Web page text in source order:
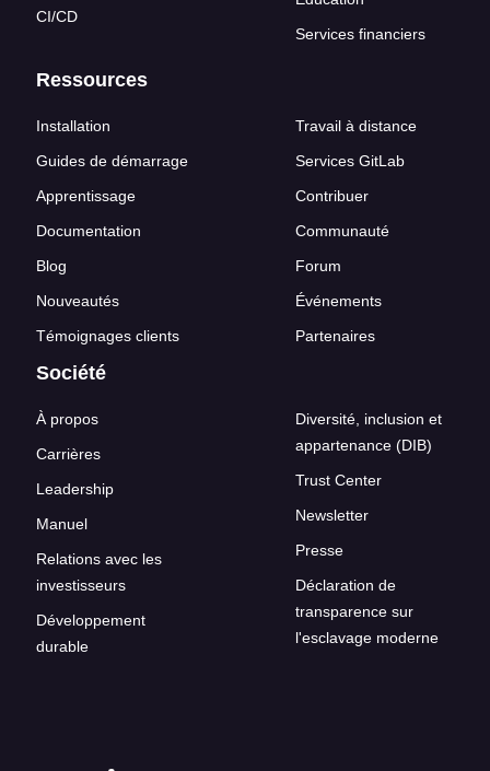
CI/CD
Services financiers
Ressources
Installation
Guides de démarrage
Apprentissage
Documentation
Blog
Nouveautés
Témoignages clients
Travail à distance
Services GitLab
Contribuer
Communauté
Forum
Événements
Partenaires
Société
À propos
Carrières
Leadership
Manuel
Relations avec les
investisseurs
Développement
durable
Diversité, inclusion et
appartenance (DIB)
Trust Center
Newsletter
Presse
Déclaration de
transparence sur
l'esclavage moderne